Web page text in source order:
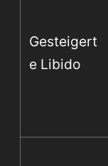
Gesteigert
e Libido